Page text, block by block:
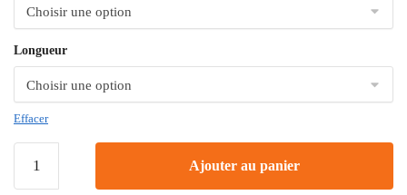
Longueur
Effacer
Ajouter au panier